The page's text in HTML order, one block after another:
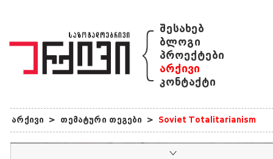
{ შესახებ
ბლოგი
პროექტები
არქივი
კონტაქტი
არქივი > თემატური თეგები > Soviet Totalitarianism